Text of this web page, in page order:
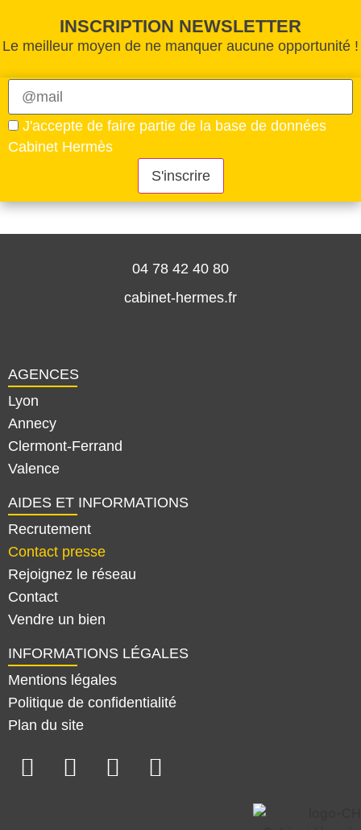
INSCRIPTION NEWSLETTER
Le meilleur moyen de ne manquer aucune opportunité !
Veuillez
laisser
ce
champ
J'accepte de faire partie de la base de données
Cabinet Hermès
ce
04 78 42 40 80
cabinet-hermes.fr
AGENCES
Lyon
Annecy
Clermont-Ferrand
Valence
AIDES ET INFORMATIONS
Recrutement
Contact presse
Rejoignez le réseau
Contact
Vendre un bien
INFORMATIONS LÉGALES
Mentions légales
Politique de confidentialité
Plan du site